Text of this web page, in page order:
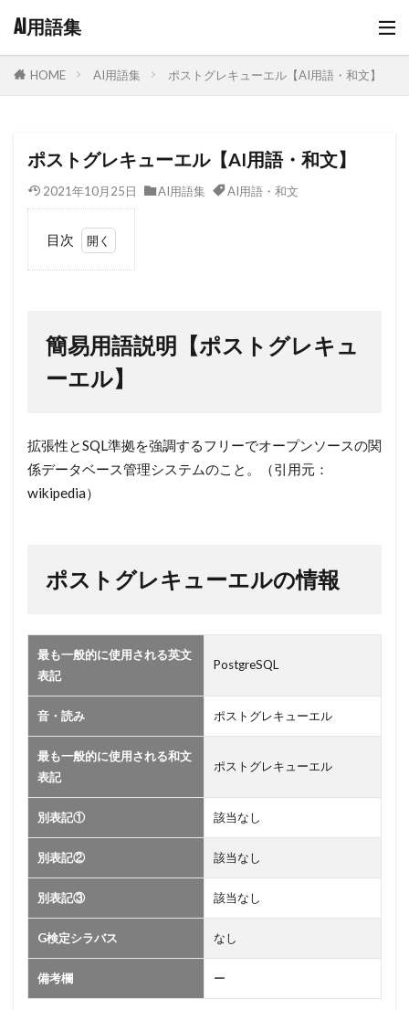
AI用語集
HOME AI用語集 ポストグレキューエル【AI用語・和文】
ポストグレキューエル【AI用語・和文】
2021年10月25日 AI用語集 AI用語・和文
目次
【ポ
ル】
2
グ
ュ
ー
エ
の
報
簡易用語説明【ポストグレキュ
ーエル】
拡張性とSQL準拠を強調するフリーでオープンソースの関
係データベース管理システムのこと。（引用元：
wikipedia）
ポストグレキューエルの情報
最も一般的に使用される英文
表記
PostgreSQL
音・読み ポストグレキューエル
最も一般的に使用される和文
表記
ポストグレキューエル
別表記① 該当なし
別表記② 該当なし
別表記③ 該当なし
G検定シラバス なし
備考欄 ー